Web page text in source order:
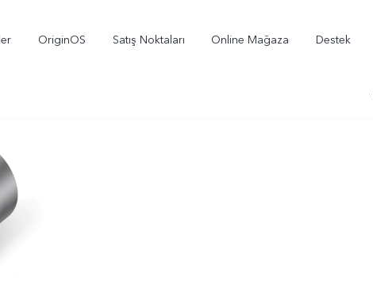
OriginOS Satış Noktaları Online Mağaza Destek